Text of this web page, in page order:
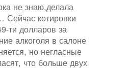
не знаю,делала
котировки
ти долларов за
алкоголя в салоне
но негласные
что больше двух